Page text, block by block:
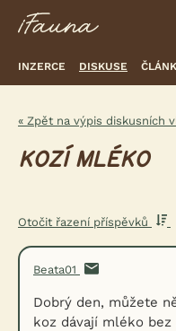
INZERCE DISKUSE
« Zpět na výpis diskusních
KOZÍ MLÉKO
Otočit řazení příspěvků
Beata01
Dobrý den, můžete
koz dávají mléko bez